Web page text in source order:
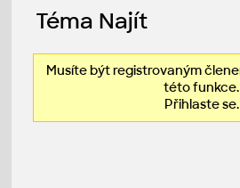
Téma Najít
Musíte být registrovaným
této funkce.
Přihlaste se.